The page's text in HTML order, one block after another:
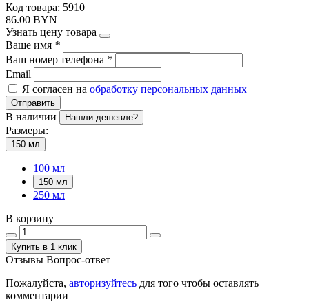
Код товара: 5910
86.00 BYN
Узнать цену товара
Ваше имя *
Ваш номер телефона *
Email
Я согласен на обработку персональных данных
Отправить
В наличии Нашли дешевле?
Размеры:
150 мл
100 мл
150 мл
250 мл
В корзину
Купить в 1 клик
Отзывы Вопрос-ответ
Пожалуйста, авторизуйтесь для того чтобы оставлять
комментарии